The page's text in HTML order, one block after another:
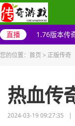
直播 1.76版本传
您的位置： 首页 > 正版传奇
热血传
2024-03-19 09:27:35 |